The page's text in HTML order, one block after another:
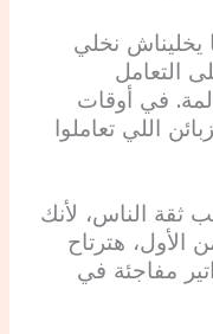
يخليناش نخلي
التعامل
في أوقات
اللي تعاملوا
ثقة الناس، لأنك
هترتاح
مفاجئة في